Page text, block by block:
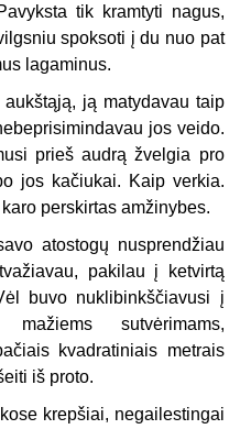
tik kramtyti nagus,
spoksoti į du nuo pat
lagaminus.
ją matydavau taip
jos veido.
prieš audrą žvelgia pro
jos kačiukai. Kaip verkia.
perskirtas amžinybes.
atostogų nusprendžiau
pakilau į ketvirtą
buvo nuklibinkščiavusi į
sutvėrimams,
kvadratiniais metrais
iš proto.
krepšiai, negailestingai